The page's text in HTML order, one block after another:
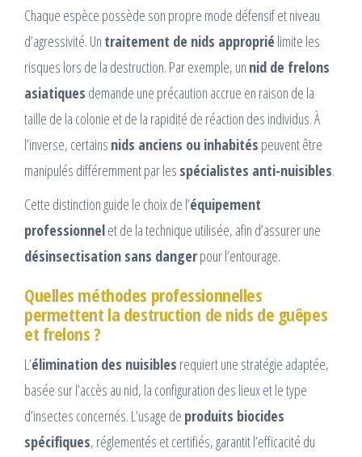
Chaque espèce possède son propre mode défensif et niveau
d’agressivité. Un traitement de nids approprié limite les
risques lors de la destruction. Par exemple, un nid de frelons
asiatiques demande une précaution accrue en raison de la
taille de la colonie et de la rapidité de réaction des individus. À
l’inverse, certains nids anciens ou inhabités peuvent être
manipulés différemment par les spécialistes anti-nuisibles.
Cette distinction guide le choix de l’équipement
professionnelet de la technique utilisée, afin d’assurer une
désinsectisation sans dangerpour l’entourage.
Quelles méthodes professionnelles
permettent la destruction de nids de guêpes
et frelons ?
L’élimination des nuisibles requiert une stratégie adaptée,
basée sur l’accès au nid, la configuration des lieux et le type
d’insectes concernés. L’usage de produits biocides
spécifiques, réglementés et certifiés, garantit l’efficacité du